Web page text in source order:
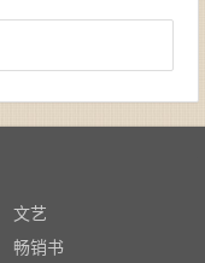
文艺
畅销书